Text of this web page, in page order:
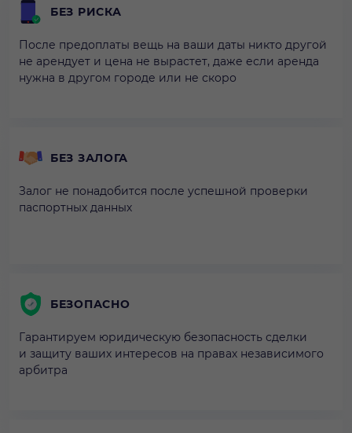
БЕЗ РИСКА
После предоплаты вещь на ваши даты никто другой
не арендует и цена не вырастет, даже если аренда
нужна в другом городе или не скоро
БЕЗ ЗАЛОГА
Залог не понадобится после успешной проверки
паспортных данных
БЕЗОПАСНО
Гарантируем юридическую безопасность сделки
и защиту ваших интересов на правах независимого
арбитра